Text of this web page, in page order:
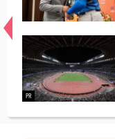
常
PR